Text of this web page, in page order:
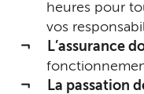
heures pour
vos
L’assurance
La passation